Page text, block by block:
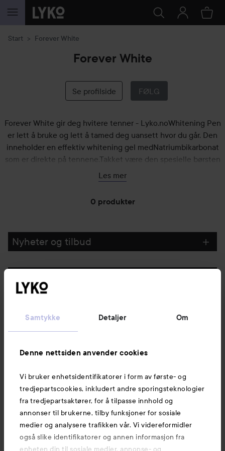
Samtykke Detaljer Om
Denne nettsiden anvender cookies
Vi bruker enhetsidentifikatorer i form av første- og
tredjepartscookies, inkludert andre sporingsteknologier
fra tredjepartsaktører, for å tilpasse innhold og
annonser til brukerne, tilby funksjoner for sosiale
medier og analysere trafikken vår. Vi videreformidler
også slike identifikatorer og annen informasjon fra
enheten din til sosiale medier, annonse- og
GÅ TIL INNHOLD
Start Forever White
Forever White
Se profilside FØLG
Forever White gir deg hvitere tenner - Lyko.noWhitening Pen
er lett å bruke og lett å tamed deg uansett hvor du går. Den
inneholder en effektiv whitening gel medNatriumbikarbonat
som er direkte på tennene.Takket være den spesielle børsten
bust kan nåsoveralt og tennene blir hvite raskt og sikkert
Les mer
0 produkter
GÅ TIL FILTRE
Nyheter og tilbud
Kundeservice
Informasjon
Også av interesse